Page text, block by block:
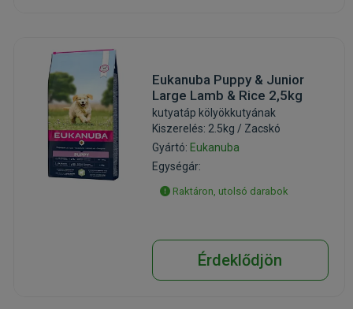
Eukanuba Puppy & Junior
Large Lamb & Rice 2,5kg
kutyatáp kölyökkutyának
Kiszerelés: 2.5kg / Zacskó
Gyártó: Eukanuba
Egységár:
Raktáron, utolsó darabok
Érdeklődjön